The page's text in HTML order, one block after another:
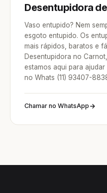
Desentupidora
Vaso entupido? Nem
esgoto entupido. Os
mais rápidos, baratos e
Desentupidora no
estamos aqui para
no Whats (11) 93407-
Chamar no WhatsApp